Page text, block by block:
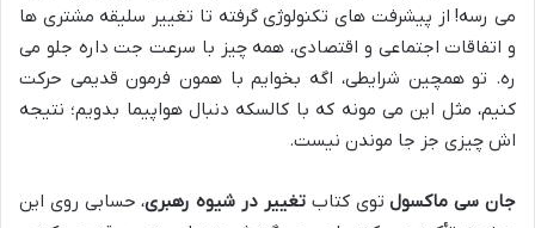
می رسه! از پیشرفت های تکنولوژی گرفته تا تغییر سلیقه مشتری ها
و اتفاقات اجتماعی و اقتصادی، همه چیز با سرعت جت داره جلو می
ره. تو همچین شرایطی، اگه بخوایم با همون فرمون قدیمی حرکت
کنیم، مثل این می مونه که با کالسکه دنبال هواپیما بدویم؛ نتیجه
اش چیزی جز جا موندن نیست.
جان سی ماکسولتوی کتابتغییر در شیوه رهبری، حسابی روی این